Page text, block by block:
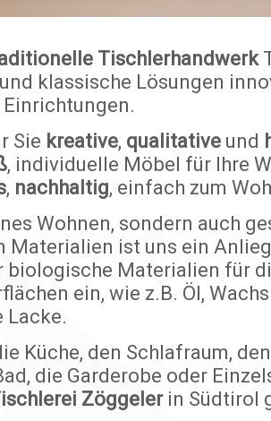
Tischlerhandwerk
klassische Lösungen
Sie kreative, qualitative und
, individuelle Möbel für Ihre
, nachhaltig, einfach zum
Wohnen, sondern auch
Materialien ist uns ein
biologische Materialien für
ein, wie z.B. Öl,
Lacke.
Küche, den Schlafraum,
die Garderobe oder
Zöggelerin Südtirol